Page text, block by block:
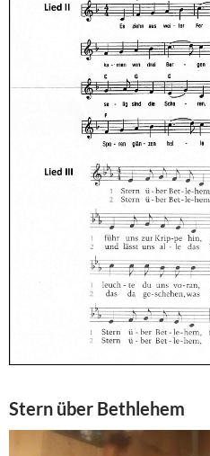
Stern über Bethlehem